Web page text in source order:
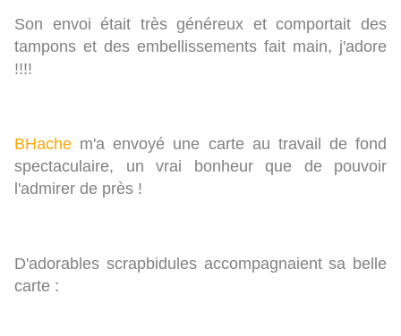
Son envoi était très généreux et comportait des
tampons et des embellissements fait main, j'adore
!!!!
BHache m'a envoyé une carte au travail de fond
spectaculaire, un vrai bonheur que de pouvoir
l'admirer de près !
D'adorables scrapbidules accompagnaient sa belle
carte :